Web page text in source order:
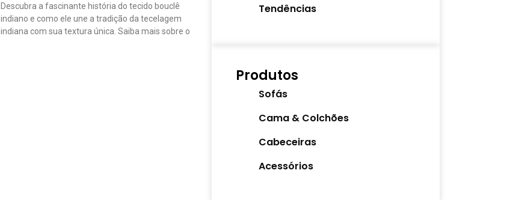
Descubra a fascinante história do tecido bouclê
indiano e como ele une a tradição da tecelagem
indiana com sua textura única. Saiba mais sobre o
Tendências
Produtos
Sofás
Cama & Colchões
Cabeceiras
Acessórios